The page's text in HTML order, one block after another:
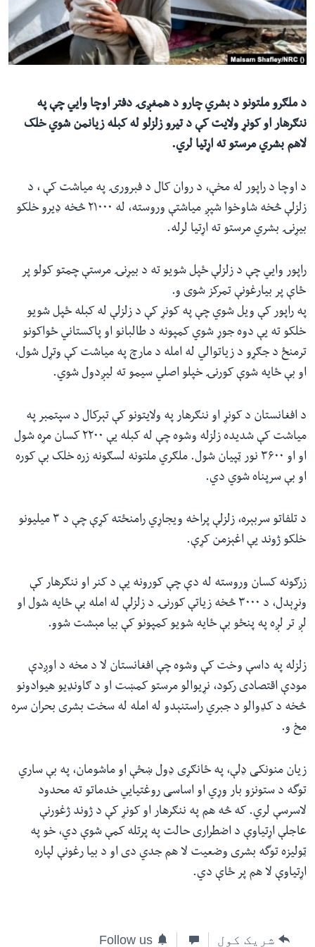
شئ
لټون
ځای
شئ
له مونږ سره په تماس کې پاتې شئ
ژبې
د ملګرو ملتونو د بشري چارو د همغږۍ دفتر اوچا وایي چې په
ننګرهار او کونړ ولایت کې د تیرو زلزلو له کبله زیانمن شوي خلک
لاهم بشري مرستو ته اړتیا لري.
د اوچا د راپور له مخې، د روان کال د فبرورۍ په میاشت کې ، د
زلزلې څخه شاوخوا شپږ میاشتې وروسته، له ۲۱۰۰۰ څخه ډیرو خلکو
بیړنۍ بشري مرستو ته اړتیا لرله.
راپور وايي چې د زلزلې ځپل شویو ته د بیړنۍ مرستې چمتو کولو پر
ځاې پر بیارغونې تمرکز شوی و.
په راپور کې ویل شوي چې په کونړ کې د زلزلې له کبله ځپل شویو
خلکو ته یې دوه جوړ شوي کمپونه د طالبانو او پاکستاني ځواکونو
ترمنځ د جګړو د زیاتوالي له امله د مارچ په میاشت کې وتړل شول،
او بې ځایه شوې کورنۍ خپلو اصلي سیمو ته لیږدول شوي.
د افغانستان د کونړ او ننګرهار په ولایتونو کې تېرکال د سپتمبر په
میاشت کې شدیده زلزله وشوه چې له کبله یې ۲۲۰۰ کسان مړه شول
او او ۳۶۰۰ نور ټپیان شول. ملګري ملتونه لسګونه زره خلک بې کوره
او بې سرپناه شوي دي.
د تلفاتو سربېره، زلزلې پراخه ویجاړي رامنځته کړې چې د ۳ میلیونو
خلکو ژوند یې اغېزمن کړې.
زرګونه کسان وروسته له دې چې کورونه يې د کنر او ننګرهار کې
ونړېدل، د ۳۰۰۰ څخه زیاتې کورنۍ د زلزلې له امله بې ځایه شول او
لږ تر لږه په پنځو بې ځایه شویو کمپونو کې بیا مېشت شوو.
زلزله په داسې وخت کې وشوه چې افغانستان لا د مخه د اوږدې
مودې اقتصادی رکود، نړیوالو مرستو کمښت او د ګاونډیو هیوادونو
څخه د کډوالو د جبري راستنېدو له امله له سخت بشری بحران سره
مخ و.
زیان منونکی ډلې، په ځانګړی ډول ښځې او ماشومان، په بې ساري
توگه د ستونزو بار وړي او اساسی روغتیايي خدماتو ته محدود
لاسرسې لري. که څه هم په ننګرهار او کونړ کې د ژوند ژغورنې
عاجلې اړتیاوې د اضطراری حالت په پرتله کمې شوې دي، خو په
ټولیزه توگه بشری وضعیت لا هم جدي دی او د بیا رغونې لپاره
اړتیاوې لا هم پر ځاې دي.
شریک کول Follow us